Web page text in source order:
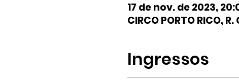
17 de nov. de 2023,
CIRCO PORTO RICO,
Ingressos